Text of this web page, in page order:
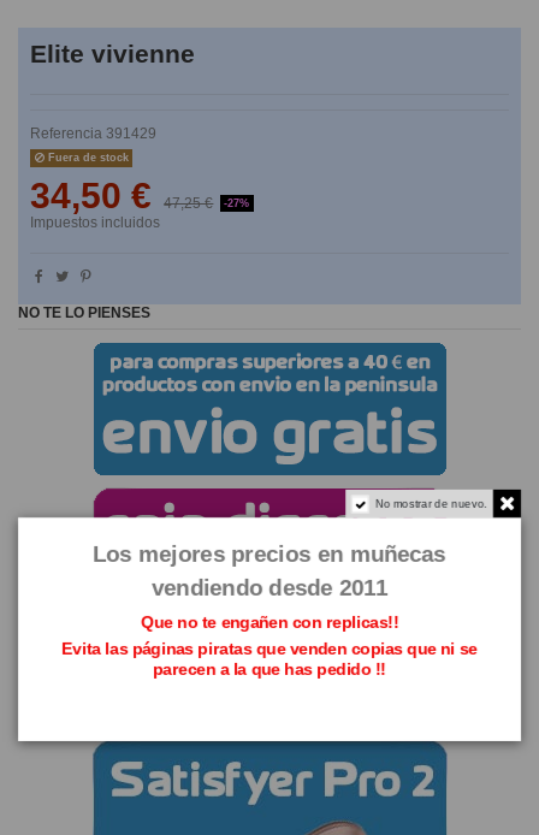
Elite vivienne
Referencia 391429
Fuera de stock
34,50 € 47,25 € -27%
Impuestos incluidos
NO TE LO PIENSES
No mostrar de nuevo.
Los mejores precios en muñecas
vendiendo desde 2011
Que no te engañen con replicas!!
Evita las páginas piratas que venden copias que ni se
parecen a la que has pedido !!